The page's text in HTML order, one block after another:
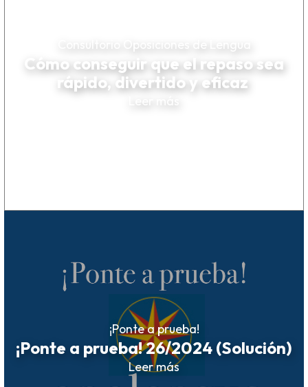
Consultorio Oposiciones de Lengua
Cómo conseguir que el repaso sea
rápido, divertido y eficaz
Leer más
¡Ponte a prueba!
¡Ponte a prueba! 26/2024 (Solución)
Leer más